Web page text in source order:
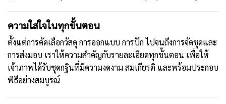
ความใส่ใจในทุกขั้นตอน
ตั้งแต่การคัดเลือกวัสดุ การออกแบบ การปัก ไปจนถึงการจัดชุดและ
การส่งมอบ เราให้ความสำคัญกับรายละเอียดทุกขั้นตอน เพื่อให้
เจ้าภาพได้รับชุดกฐินที่มีความงดงาม สมเกียรติ และพร้อมประกอบ
พิธีอย่างสมบูรณ์